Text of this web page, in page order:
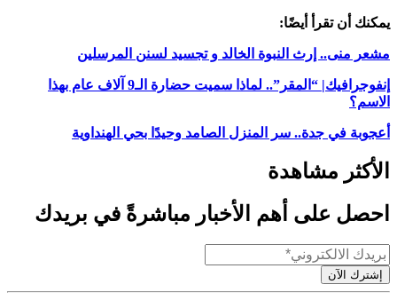
يمكنك أن تقرأ أيضًا:
مشعر منى.. إرث النبوة الخالد و تجسيد لسنن المرسلين
إنفوجرافيك| “المقر”.. لماذا سميت حضارة الـ9 آلاف عام بهذا
الاسم؟
أعجوبة في جدة.. سر المنزل الصامد وحيدًا بحي الهنداوية
الأكثر مشاهدة
احصل على أهم الأخبار مباشرةً في بريدك
إشترك الآن